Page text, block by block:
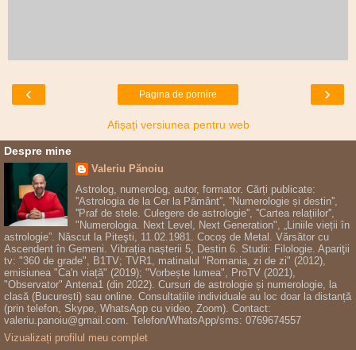
‹ ›
Pagina de pornire
Afișați versiunea pentru web
Despre mine
Valeriu Pănoiu
Astrolog, numerolog, autor, formator. Cărți publicate:
''Astrologia de la Cer la Pământ'', ''Numerologie și destin'',
''Praf de stele. Culegere de astrologie'', ''Cartea relațiilor'',
"Numerologia. Next Level, Next Generation", „Liniile vieții în
astrologie”. Născut la Piteşti, 11.02.1981. Cocoş de Metal. Vărsător cu
Ascendent în Gemeni. Vibrația nașterii 5, Destin 6. Studii: Filologie. Apariţii
tv: "360 de grade", B1TV; TVR1, matinalul "Romania, zi de zi" (2012),
emisiunea "Ca'n viață" (2019); "Vorbește lumea", ProTV (2021),
"Observator" Antena1 (din 2022). Cursuri de astrologie și numerologie, la
clasă (București) sau online. Consultațiile individuale au loc doar la distanță
(prin telefon, Skype, WhatsApp cu video, Zoom). Contact:
valeriu.panoiu@gmail.com. Telefon/WhatsApp/sms: 0769674557
Vizualizați profilul meu complet